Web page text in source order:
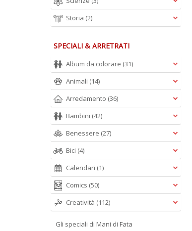
Digitale
2.90 €
Corredini E Copertine
Cartacea
9.90 €
Digitale
Storia (2)
SPECIALI & ARRETRATI
Album da colorare (31)
Animali (14)
Arredamento (36)
Bambini (42)
Benessere (27)
Bici (4)
Calendari (1)
Comics (50)
Creatività (112)
Gli speciali di Mani di Fata